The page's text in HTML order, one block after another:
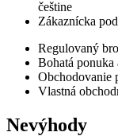
češtine
Zákaznícka
Regulovaný
Bohatá
Obchodovanie
Vlastná
Nevýhody